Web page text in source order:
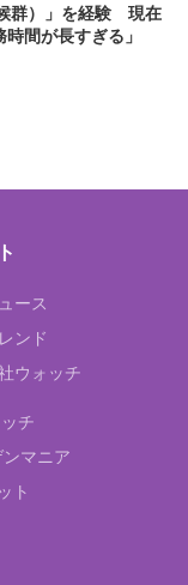
群）」を経験 現在
時間が長すぎる」
ース
ンド
ウォッチ
チ
マニア
ト